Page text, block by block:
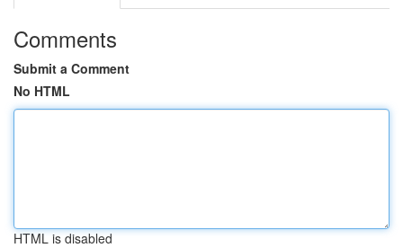
Comments
Submit a Comment
No HTML
HTML is disabled